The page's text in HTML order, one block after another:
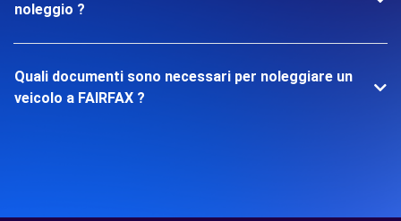
noleggio ?
Quali documenti sono necessari per noleggiare un
veicolo a FAIRFAX ?